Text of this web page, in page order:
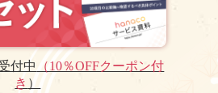
付中
（10％OFFクーポン付
き ）